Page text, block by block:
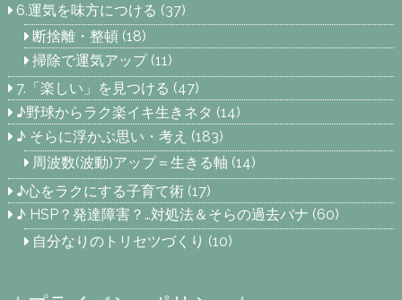
6.運気を味方につける (37)
断捨離・整頓(18)
掃除で運気アップ(11)
7.「楽しい」を見つける (47)
♪野球からラク楽イキ生きネタ (14)
♪ そらに浮かぶ思い・考え (183)
周波数(波動)アップ＝生きる軸 (14)
♪心をラクにする子育て術 (17)
♪ HSP？発達障害？…対処法＆そらの過去バナ (60)
自分なりのトリセツづくり (10)